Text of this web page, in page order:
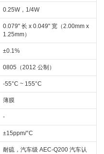
0.25W，1/4W
0.079" 长 x 0.049" 宽（2.00mm x
1.25mm）
±0.1%
0805（2012 公制）
-55°C ~ 155°C
薄膜
-
±15ppm/°C
耐硫，汽车级 AEC-Q200 汽车认